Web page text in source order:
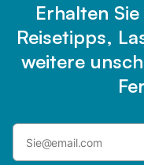
Erhalten
Reisetipps,
weitere